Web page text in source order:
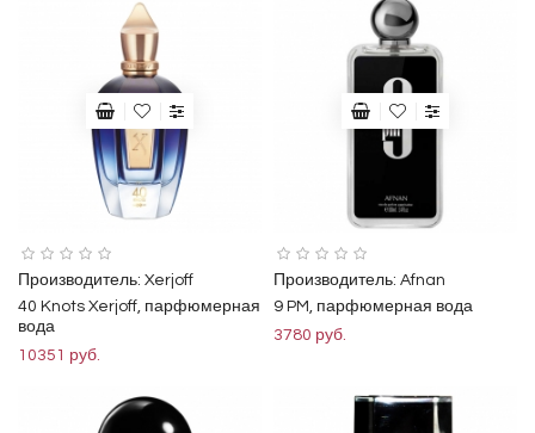
Производитель: Xerjoff
40 Knots Xerjoff, парфюмерная
вода
10351 руб.
Производитель: Afnan
9 PM, парфюмерная вода
3780 руб.